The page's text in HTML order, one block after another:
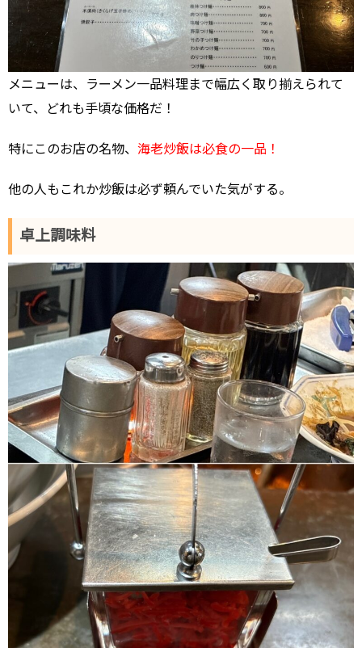
メニューは、ラーメン一品料理まで幅広く取り揃えられて
いて、どれも手頃な価格だ！
特にこのお店の名物、 海老炒飯は必食の一品！
他の人もこれか炒飯は必ず頼んでいた気がする。
卓上調味料